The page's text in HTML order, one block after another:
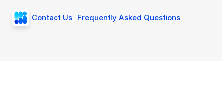
Contact Us Frequently Asked Questions